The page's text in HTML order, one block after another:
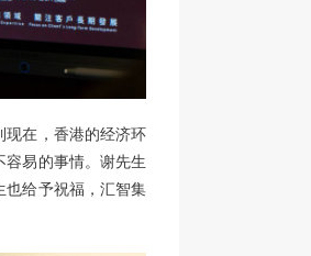
现在，香港的经济环
易的事情。谢先生
也给予祝福，汇智集